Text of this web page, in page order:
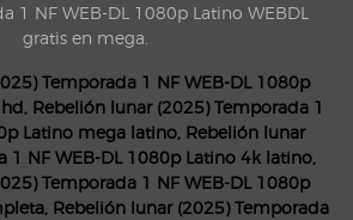
1 NF WEB-DL 1080p Latino WEBDL
gratis en mega.
Temporada 1 NF WEB-DL 1080p
Rebelión lunar (2025) Temporada 1
Latino mega latino, Rebelión lunar
1 NF WEB-DL 1080p Latino 4k latino,
Temporada 1 NF WEB-DL 1080p
Rebelión lunar (2025) Temporada